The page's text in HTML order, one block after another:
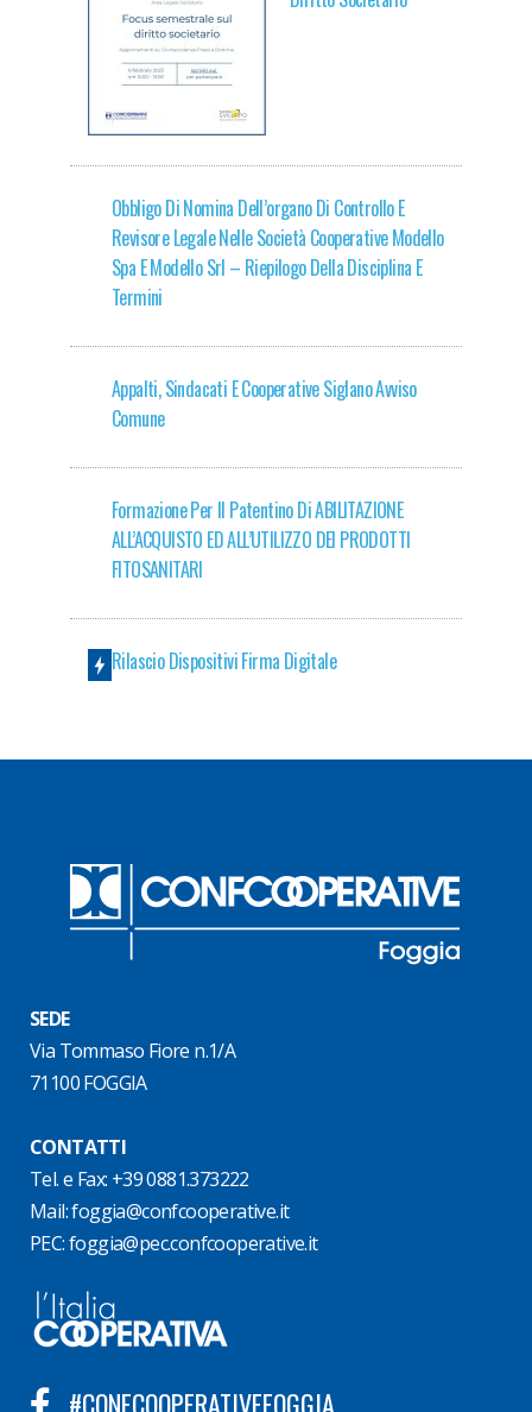
Obbligo Di Nomina Dell’organo Di Controllo E
Revisore Legale Nelle Società Cooperative Modello
Spa E Modello Srl – Riepilogo Della Disciplina E
Termini
Appalti, Sindacati E Cooperative Siglano Avviso
Comune
Formazione Per Il Patentino Di ABILITAZIONE
ALL’ACQUISTO ED ALL’UTILIZZO DEI PRODOTTI
FITOSANITARI
Rilascio Dispositivi Firma Digitale
SEDE
Via Tommaso Fiore n.1/A
71100 FOGGIA
CONTATTI
Tel. e Fax: +39 0881.373222
Mail:foggia@confcooperative.it
PEC:foggia@pec.confcooperative.it
#CONFCOOPERATIVEFOGGIA